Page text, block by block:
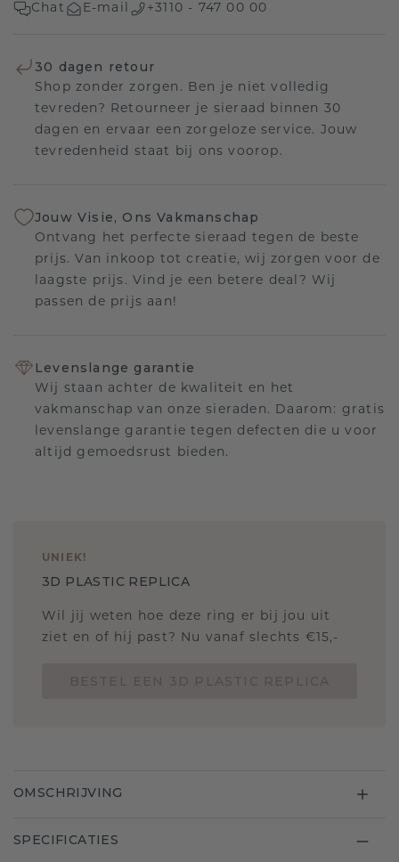
Chat E-mail +3110 - 747 00 00
30 dagen retour
Shop zonder zorgen. Ben je niet volledig
tevreden? Retourneer je sieraad binnen 30
dagen en ervaar een zorgeloze service. Jouw
tevredenheid staat bij ons voorop.
Jouw Visie, Ons Vakmanschap
Ontvang het perfecte sieraad tegen de beste
prijs. Van inkoop tot creatie, wij zorgen voor de
laagste prijs. Vind je een betere deal? Wij
passen de prijs aan!
Levenslange garantie
Wij staan achter de kwaliteit en het
vakmanschap van onze sieraden. Daarom: gratis
levenslange garantie tegen defecten die u voor
altijd gemoedsrust bieden.
UNIEK!
3D PLASTIC REPLICA
Wil jij weten hoe deze ring er bij jou uit
ziet en of hij past? Nu vanaf slechts €15,-
OMSCHRIJVING
SPECIFICATIES